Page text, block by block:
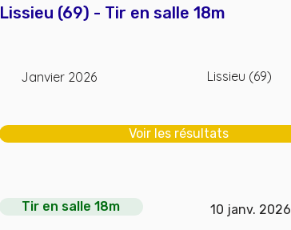
Lissieu (69) - Tir en salle 18m
Janvier 2026 Lissieu (69)
Voir les résultats
Tir en salle 18m 10 janv. 2026